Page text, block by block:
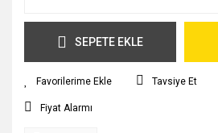
SEPETE EKLE
Tavsiye Et
Fiyat Alarmı